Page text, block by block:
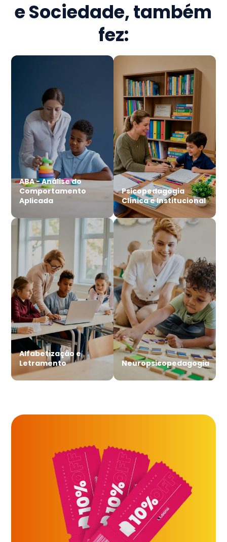
e Sociedade, também
fez:
ABA - Análise do
Comportamento
Aplicada
Psicopedagogia
Clínica e Institucional
Alfabetização e
Letramento
Neuropsicopedagogia